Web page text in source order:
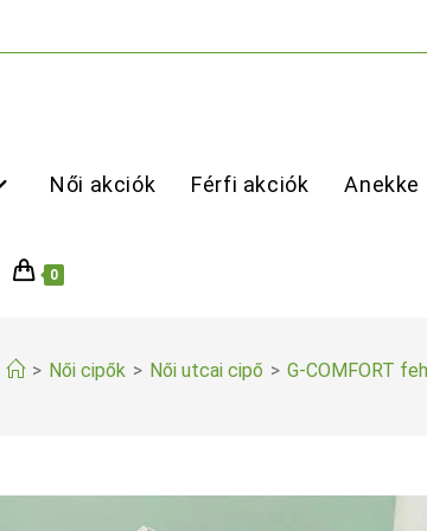
Női akciók Férfi akciók Anekke
0
> Női cipők > Női utcai cipő > G-COMFORT